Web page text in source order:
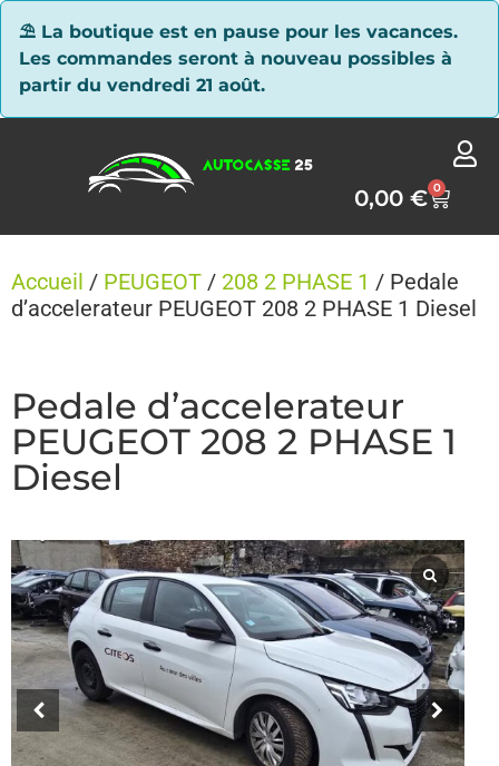
⛱ La boutique est en pause pour les vacances.
Les commandes seront à nouveau possibles à
partir du vendredi 21 août.
0,00€ 0
Accueil / PEUGEOT / 208 2 PHASE 1 / Pedale
d’accelerateur PEUGEOT 208 2 PHASE 1 Diesel
Pedale d’accelerateur
PEUGEOT 208 2 PHASE 1
Diesel
Panneau de gestion des cookies